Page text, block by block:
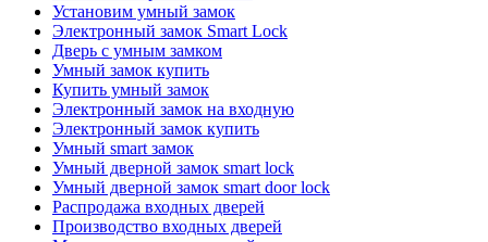
Установим умный замок
Электронный замок Smart Lock
Дверь с умным замком
Умный замок купить
Купить умный замок
Электронный замок на входную
Электронный замок купить
Умный smart замок
Умный дверной замок smart lock
Умный дверной замок smart door lock
Распродажа входных дверей
Производство входных дверей